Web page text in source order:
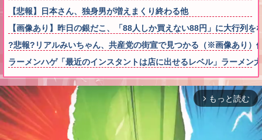
【悲報】日本さん、独身男が増えまくり終わる他
【画像あり】昨日の銀だこ、「88人しか買えない88円」に大行列を
?悲報?リアルみいちゃん、共産党の街宣で見つかる（※画像あり）
ラーメンハゲ「最近のインスタントは店に出せるレベル」ラーメン
arrow_forward_ios もっと読む